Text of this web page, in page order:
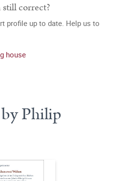
correct?
profile up to date. Help us to
house
Philip